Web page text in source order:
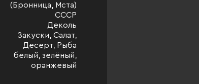
(Бронница, Мста)
СССР
Деколь
Закуски, Салат,
Десерт, Рыба
белый, зелёный,
оранжевый